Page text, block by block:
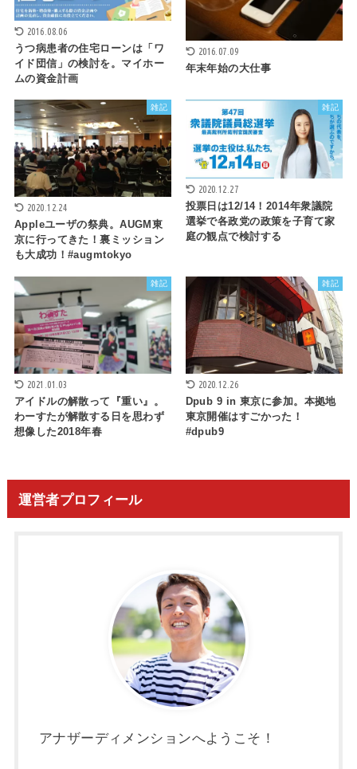
2016.08.06
うつ病患者の住宅ローンは「ワ
イド団信」の検討を。マイホー
ムの資金計画
2016.07.09
年末年始の大仕事
雑記
2020.12.24
Appleユーザの祭典。AUGM東
京に行ってきた！裏ミッション
も大成功！#augmtokyo
雑記
2020.12.27
投票日は12/14！2014年衆議院
選挙で各政党の政策を子育て家
庭の観点で検討する
雑記
2021.01.03
アイドルの解散って『重い』。
わーすたが解散する日を思わず
想像した2018年春
雑記
2020.12.26
Dpub 9 in 東京に参加。本拠地
東京開催はすごかった！
#dpub9
運営者プロフィール
アナザーディメンションへようこそ！